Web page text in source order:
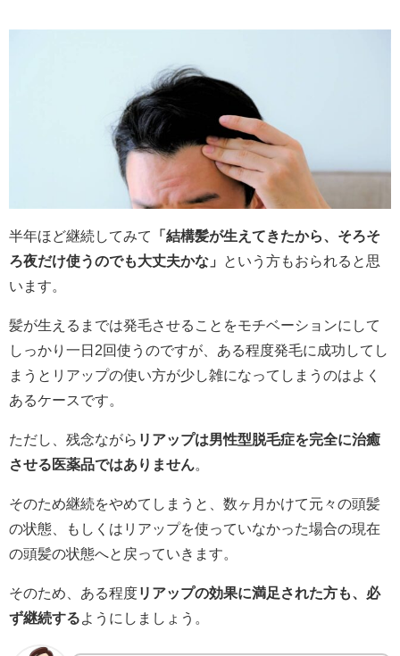
半年ほど継続してみて
「結構髪が生えてきたから、そろそ
ろ夜だけ使うのでも大丈夫かな」
という方もおられると思
います。
髪が生えるまでは発毛させることをモチベーションにして
しっかり一日2回使うのですが、ある程度発毛に成功してし
まうとリアップの使い方が少し雑になってしまうのはよく
あるケースです。
ただし、残念ながら リアップは男性型脱毛症を完全に治癒
させる医薬品ではありません。
そのため継続をやめてしまうと、数ヶ月かけて元々の頭髪
の状態、もしくはリアップを使っていなかった場合の現在
の頭髪の状態へと戻っていきます。
そのため、ある程度リアップの効果に満足された方も、必
ず継続するようにしましょう。